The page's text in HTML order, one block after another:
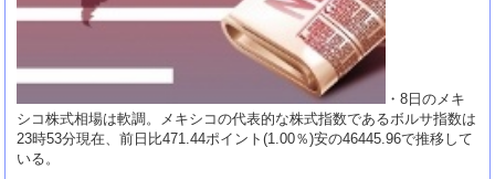
・8日のメキ
シコ株式相場は軟調。メキシコの代表的な株式指数であるボルサ指数は
23時53分現在、前日比471.44ポイント(1.00％)安の46445.96で推移して
いる。